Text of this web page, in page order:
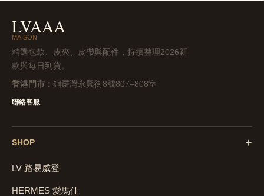
LVAAA
MAISON
精選包款、皮夾、皮帶與配件，持續整理2026新
款與每日到貨。
香港門市： 銅鑼灣永興街8號807–808室
聯絡客服
SHOP +
LV 路易威登
HERMES 愛馬仕